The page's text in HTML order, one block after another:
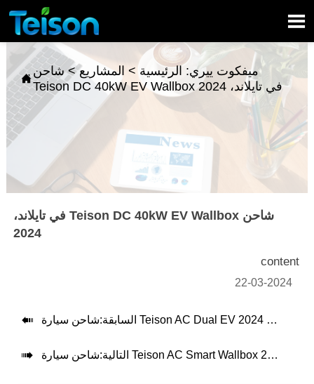


ميفكوت ييري: الرئيسية > المشاريع>شاحن
Teison DC 40kW EV Wallbox في تايلاند، 2024
شاحن Teison DC 40kW EV Wallbox في تايلاند،
2024
content
22-03-2024
 السابقة: شاحن سيارة Teison AC Dual EV في روسيا، 2024
 التالية: